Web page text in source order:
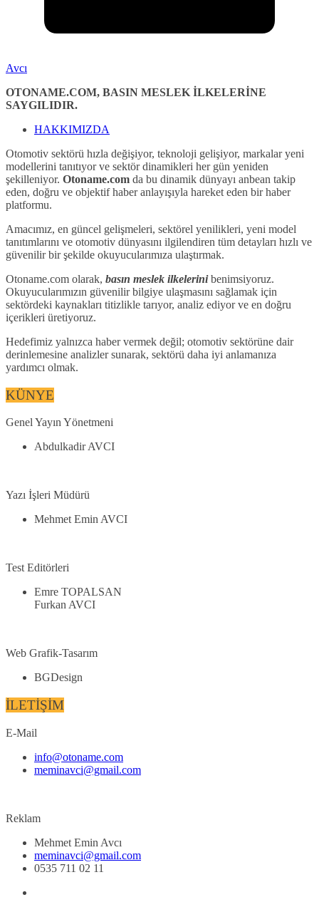
Avcı
OTONAME.COM, BASIN MESLEK İLKELERİNE
SAYGILIDIR.
HAKKIMIZDA
Otomotiv sektörü hızla değişiyor, teknoloji gelişiyor, markalar yeni
modellerini tanıtıyor ve sektör dinamikleri her gün yeniden
şekilleniyor. Otoname.com da bu dinamik dünyayı anbean takip
eden, doğru ve objektif haber anlayışıyla hareket eden bir haber
platformu.
Amacımız, en güncel gelişmeleri, sektörel yenilikleri, yeni model
tanıtımlarını ve otomotiv dünyasını ilgilendiren tüm detayları hızlı ve
güvenilir bir şekilde okuyucularımıza ulaştırmak.
Otoname.com olarak, basın meslek ilkelerinibenimsiyoruz.
Okuyucularımızın güvenilir bilgiye ulaşmasını sağlamak için
sektördeki kaynakları titizlikle tarıyor, analiz ediyor ve en doğru
içerikleri üretiyoruz.
Hedefimiz yalnızca haber vermek değil; otomotiv sektörüne dair
derinlemesine analizler sunarak, sektörü daha iyi anlamanıza
yardımcı olmak.
KÜNYE
Genel Yayın Yönetmeni
Abdulkadir AVCI
Yazı İşleri Müdürü
Mehmet Emin AVCI
Test Editörleri
Emre TOPALSAN
Furkan AVCI
Web Grafik-Tasarım
BGDesign
İLETİŞİM
E-Mail
info@otoname.com
meminavci@gmail.com
Reklam
Mehmet Emin Avcı
meminavci@gmail.com
0535 711 02 11